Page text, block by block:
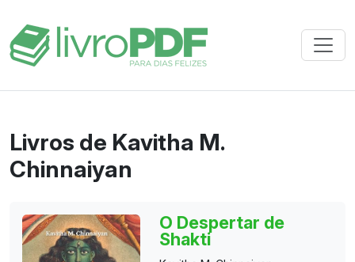
Livros de Kavitha M.
Chinnaiyan
O Despertar de
Shakti